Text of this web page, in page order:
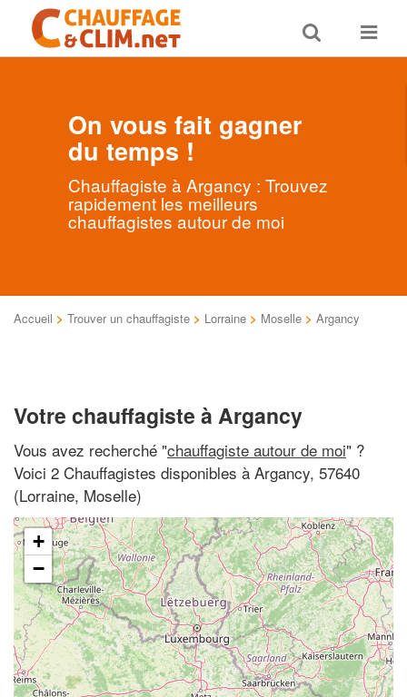
Toggle
search
Toggle
On vous fait gagner
du temps !
Chauffagiste à Argancy : Trouvez
rapidement les meilleurs
chauffagistes autour de moi
Accueil > Trouver un chauffagiste > Lorraine > Moselle > Argancy
Votre chauffagiste à Argancy
Vous avez recherché "chauffagiste autour de moi" ?
Voici 2 Chauffagistes disponibles à Argancy, 57640
(Lorraine, Moselle)
+
−